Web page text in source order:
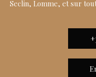
Seclin, Lomme, et sur